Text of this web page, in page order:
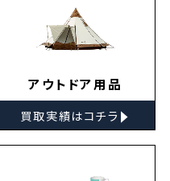
アウトドア用品
買取実績はコチラ ▸